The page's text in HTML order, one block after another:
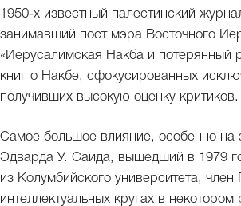
1950‑х известный палестинский
занимавший пост мэра Восточного
«Иерусалимская Накба и потерянный
книг о Накбе, сфокусированных
получивших высокую оценку критиков.
Самое большое влияние, особенно на
Эдварда У. Саида, вышедший в 1979
из Колумбийского университета,
интеллектуальных кругах в